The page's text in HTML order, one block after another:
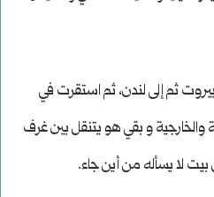
ثم إلى لندن، ثم استقرت في
والخارجية و بقي هو يتنقل بين غرف
لا يسأله من أين جاء.